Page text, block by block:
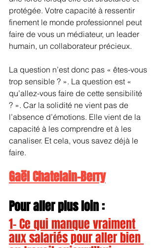
protégée. Votre capacité à ressentir
finement le monde professionnel peut
faire de vous un médiateur, un leader
humain, un collaborateur précieux.
La question n’est donc pas « êtes-vous
trop sensible ? ». La question est «
qu’allez-vous faire de cette sensibilité
? ». Car la solidité ne vient pas de
l’absence d’émotions. Elle vient de la
capacité à les comprendre et à les
canaliser. Et cela, vous savez déjà le
faire.
Gaël Chatelain-Berry
Pour aller plus loin :
1- Ce qui manque vraiment
aux salariés pour aller bien